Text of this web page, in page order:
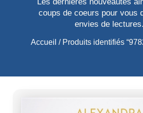
coups de coeurs pour vous
envies de lectures.
Accueil / Produits identifiés